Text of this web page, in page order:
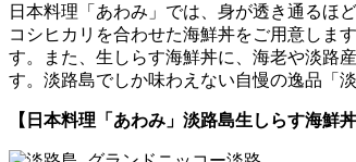
日本料理「あわみ」では、身が透き通るほ
コシヒカリを合わせた海鮮丼をご用意しま
す。また、生しらす海鮮丼に、海老や淡路
す。淡路島でしか味わえない自慢の逸品「
【日本料理「あわみ」淡路島生しらす海鮮丼